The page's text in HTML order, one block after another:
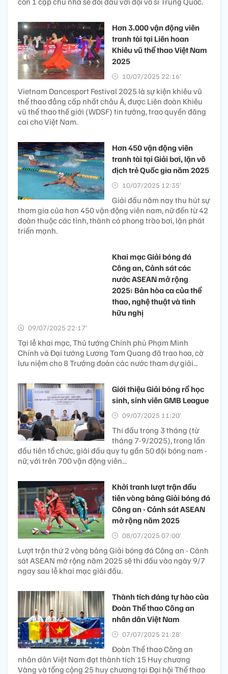
Hơn 3.000 vận động viên
tranh tài tại Liên hoan
Khiêu vũ thể thao Việt Nam
2025
10/07/2025 22:16’
Vietnam Dancesport Festival 2025 là sự kiện khiêu vũ
thể thao đẳng cấp nhất châu Á, được Liên đoàn Khiêu
vũ thể thao thế giới (WDSF) tin tưởng, trao quyền đăng
cai cho Việt Nam.
Hơn 450 vận động viên
tranh tài tại Giải bơi, lặn vô
địch trẻ Quốc gia năm 2025
10/07/2025 12:35’
Giải đấu năm nay thu hút sự
tham gia của hơn 450 vận động viên nam, nữ đến từ 42
đoàn thuộc các tỉnh, thành có phong trào bơi, lặn phát
triển mạnh.
Khai mạc Giải bóng đá
Công an, Cảnh sát các
nước ASEAN mở rộng
2025: Bản hòa ca của thể
thao, nghệ thuật và tình
hữu nghị
09/07/2025 22:17’
Tại lễ khai mạc, Thủ tướng Chính phủ Phạm Minh
Chính và Đại tướng Lương Tam Quang đã trao hoa, cờ
lưu niệm cho 8 Trưởng đoàn các nước tham dự giải...
Giới thiệu Giải bóng rổ học
sinh, sinh viên GMB League
09/07/2025 11:20’
Thi đấu trong 3 tháng (từ
tháng 7-9/2025), trong lần
đầu tiên tổ chức, giải đấu quy tụ gần 50 đội bóng nam -
nữ, với trên 700 vận động viên...
Khởi tranh lượt trận đầu
tiên vòng bảng Giải bóng đá
Công an - Cảnh sát ASEAN
mở rộng năm 2025
08/07/2025 07:00’
Lượt trận thứ 2 vòng bảng Giải bóng đá Công an - Cảnh
sát ASEAN mở rộng năm 2025 sẽ thi đấu vào ngày 9/7
ngay sau lễ khai mạc giải đấu.
Thành tích đáng tự hào của
Đoàn Thể thao Công an
nhân dân Việt Nam
07/07/2025 21:28’
Đoàn Thể thao Công an
nhân dân Việt Nam đạt thành tích 15 Huy chương
Vàng và tổng cộng 25 huy chương tại Đại hội Thể thao